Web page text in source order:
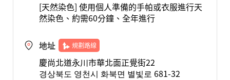
[天然染色] 使用個人準備的手帕或衣服進行天
然染色、約需60分鐘、全年進行
地址 規劃路線
慶尚北道永川市華北面正覺街22
경상북도 영천시 화북면 별빛로 681-32